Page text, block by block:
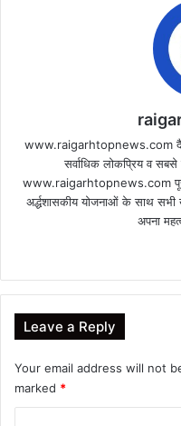
www.raigarhtopnews.com
सर्वाधिक लोकप्रिय व सबसे
www.raigarhtopnews.com पूरे
अर्द्धशासकीय योजनाओं के साथ
अपना
Leave a Reply
Your email address will not
marked *